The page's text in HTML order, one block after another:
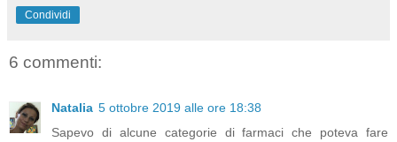
Condividi
6 commenti:
Natalia 5 ottobre 2019 alle ore 18:38
Sapevo di alcune categorie di farmaci che poteva fare